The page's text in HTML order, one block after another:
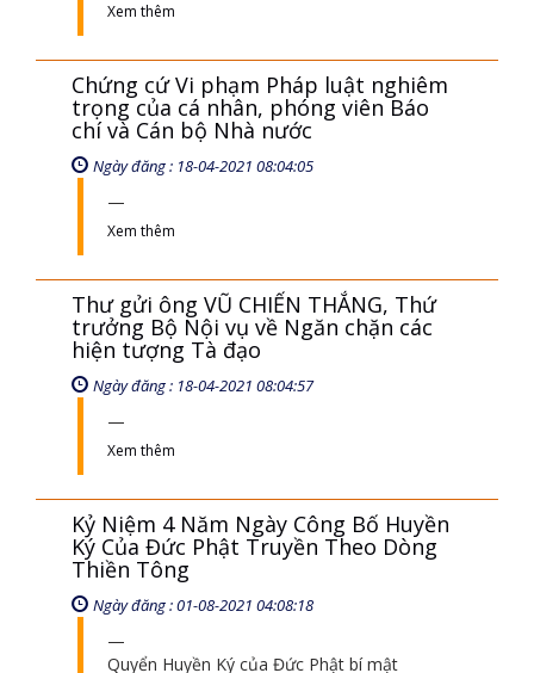
Xem thêm
Chứng cứ Vi phạm Pháp luật nghiêm
trọng của cá nhân, phóng viên Báo
chí và Cán bộ Nhà nước
Ngày đăng : 18-04-2021 08:04:05
Xem thêm
Thư gửi ông VŨ CHIẾN THẮNG, Thứ
trưởng Bộ Nội vụ về Ngăn chặn các
hiện tượng Tà đạo
Ngày đăng : 18-04-2021 08:04:57
Xem thêm
Kỷ Niệm 4 Năm Ngày Công Bố Huyền
Ký Của Đức Phật Truyền Theo Dòng
Thiền Tông
Ngày đăng : 01-08-2021 04:08:18
Quyển Huyền Ký của Đức Phật bí mật